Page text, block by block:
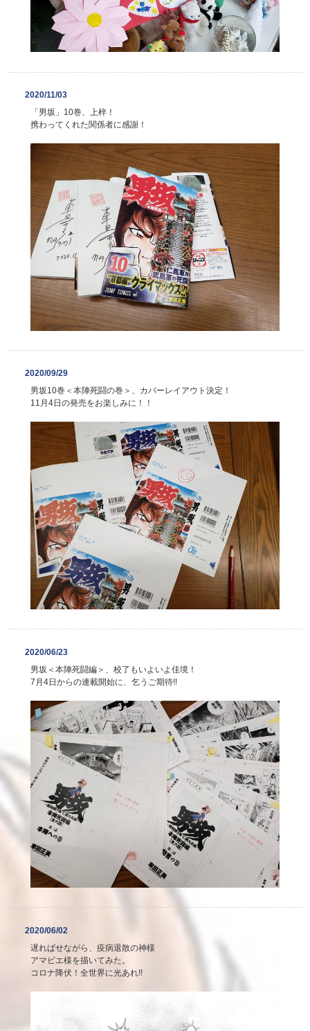
2020/11/03
「男坂」10巻、上梓！
携わってくれた関係者に感謝！
2020/09/29
男坂10巻＜本陣死闘の巻＞、カバーレイアウト決定！
11月4日の発売をお楽しみに！！
2020/06/23
男坂＜本陣死闘編＞、校了もいよいよ佳境！
7月4日からの連載開始に、乞うご期待!!
2020/06/02
遅ればせながら、疫病退散の神様
アマビエ様を描いてみた。
コロナ降伏！全世界に光あれ!!